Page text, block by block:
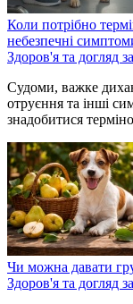
Коли потрібно
небезпечні
Здоров'я та догляд
Судоми, важке
отруєння та інші
знадобитися
Чи можна давати
Здоров'я та догляд